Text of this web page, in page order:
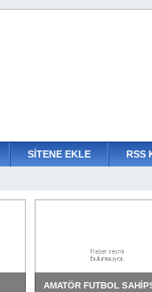
SİTENE EKLE RSS
AMATÖR FUTBOL